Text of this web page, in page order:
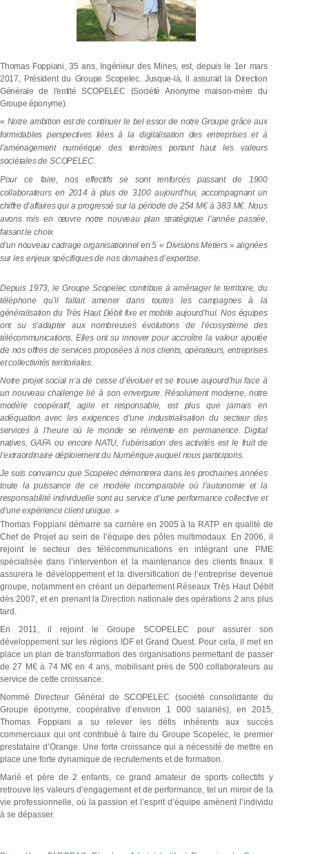
Thomas Foppiani,35ans, Ingénieurdes Mines, est,depuis le 1er mars
2017, Présidentdu Groupe Scopelec. Jusque-là, il assuraitla Direction
Généralede l'entité SCOPELEC (SociétéAnonyme maison-mère du
Groupeéponyme).
« Notre ambition est de continuerle bel essorde notre Groupe grâce aux
formidables perspectives liéesà ladigitalisation des entreprises et à
l’aménagement numériquedes territoires portanthautlesvaleurs
sociétalesdeSCOPELEC.
Pour
ce faire, nos effectifs se sont renforcés passant de
1900
collaborateurs en 2014 à plusde3100aujourd’hui, accompagnantun
chiffre d’affairesqui aprogressé surla période de 254 M€ à 383 M€. Nous
avons mis en œuvre notre nouveau plan stratégiquel’année passée,
faisantlechoix
d’un nouveau cadrageorganisationnel en5 « Divisions Métiers » alignées
surles enjeux spécifiquesdenos domainesd’expertise.
Depuis 1973, leGroupe Scopelec contribueàaménagerleterritoire, du
téléphone
qu’il fallait amenerdans toutes lescampagnesà la
généralisationdu Très Haut Débit fixe et mobile aujourd’hui. Nos équipes
ont
su s’adapter aux nombreuses évolutionsde l’écosystème
des
télécommunications. Elles ontsuinnoverpour accroître lavaleur ajoutée
de nosoffres deservices proposéesànos clients, opérateurs, entreprises
et collectivités territoriales.
Notreprojet social n’ade cessed’évolueret se trouveaujourd’huiface à
unnouveau challengelié àson envergure. Résolumentmoderne, notre
modèle coopératif, agile et responsable, est plus que jamaisen
adéquation avec lesexigences d’une industrialisation du secteurdes
servicesà l’heure où lemonde seréinventeen permanence.Digital
natives, GAFA ou encore NATU, l’ubérisation des activités estle fruit de
l’extraordinaire déploiementdu Numérique auquel nous participons.
Je suis convaincu que Scopelec démontrera dansles prochaines années
toute lapuissance de ce modèle incomparable où l’autonomie et la
responsabilité individuelle sontau service d’une performance collective et
d’une expérience client unique. »
Thomas Foppiani démarre sa carrière en2005 à la RATP en qualité de
Chef de Projet au sein de l’équipe des pôles multimodaux. En 2006, il
rejoint le secteur des télécommunications en intégrant une PME
spécialisée dans l’intervention et la maintenance des clients finaux. Il
assurera le développement et la diversification de l’entreprise devenue
groupe, notamment en créant un département Réseaux Très Haut Débit
dès 2007, et en prenant la Direction nationale des opérations 2 ans plus
tard.
En 2011, il rejoint le Groupe SCOPELEC pour assurer son
développement sur les régions IDF et Grand Ouest. Pour cela, il met en
place un plan de transformation des organisations permettant de passer
de 27 M€ à 74 M€ en 4 ans, mobilisant près de 500 collaborateurs au
service de cette croissance.
Nommé Directeur Général de SCOPELEC (société consolidante du
Groupe éponyme, coopérative d’environ 1 000 salariés), en 2015,
Thomas Foppiani a su relever les défis inhérents aux succès
commerciaux qui ont contribué à faire du Groupe Scopelec, le premier
prestataire d’Orange. Une forte croissance qui a nécessité de mettre en
place une forte dynamique de recrutements et de formation.
Marié et père de 2 enfants, ce grand amateur de sports collectifs y
retrouve les valeurs d’engagement et de performance, tel un miroir de la
vie professionnelle, où la passion et l’esprit d’équipe amènent l’individu
à se dépasser.